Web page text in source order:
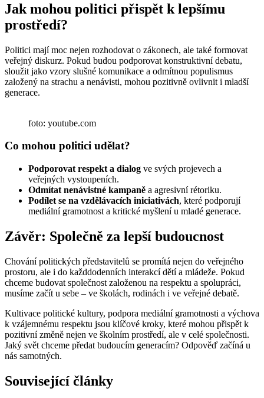
Jak mohou politici přispět k lepšímu
prostředí?
Politici mají moc nejen rozhodovat o zákonech, ale také formovat
veřejný diskurz. Pokud budou podporovat konstruktivní debatu,
sloužit jako vzory slušné komunikace a odmítnou populismus
založený na strachu a nenávisti, mohou pozitivně ovlivnit i mladší
generace.
foto: youtube.com
Co mohou politici udělat?
Podporovat respekt a dialog ve svých projevech a
veřejných vystoupeních.
Odmítat nenávistné kampaně a agresivní rétoriku.
Podílet se na vzdělávacích iniciativách, které podporují
mediální gramotnost a kritické myšlení u mladé generace.
Závěr: Společně za lepší budoucnost
Chování politických představitelů se promítá nejen do veřejného
prostoru, ale i do každdodenních interakcí dětí a mládeže. Pokud
chceme budovat společnost založenou na respektu a spolupráci,
musíme začít u sebe – ve školách, rodinách i ve veřejné debatě.
Kultivace politické kultury, podpora mediální gramotnosti a výchova
k vzájemnému respektu jsou klíčové kroky, které mohou přispět k
pozitivní změně nejen ve školním prostředí, ale v celé společnosti.
Jaký svět chceme předat budoucím generacím? Odpověď začíná u
nás samotných.
Související články